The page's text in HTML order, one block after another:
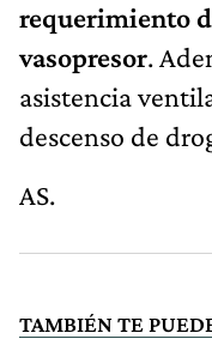
requerimiento
vasopresor.
asistencia
descenso de
AS.
TAMBIÉN TE